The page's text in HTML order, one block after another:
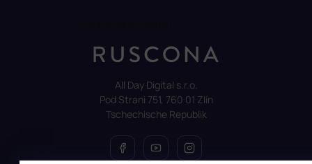
All Day Digital s.r.o.
Pod Strani 751, 760 01 Zlín
Tschechische Republik